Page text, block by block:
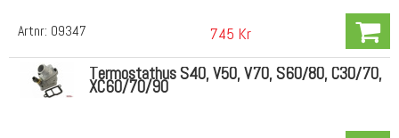
Artnr: 09347 745 Kr
Termostathus S40, V50, V70, S60/80, C30/70,
XC60/70/90